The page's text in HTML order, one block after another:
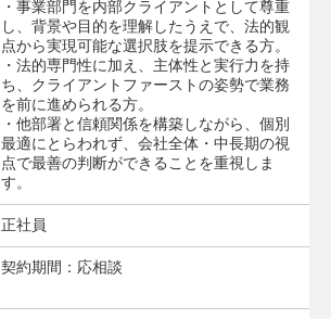
・事業部門を内部クライアントとして尊重
し、背景や目的を理解したうえで、法的観
点から実現可能な選択肢を提示できる方。
・法的専門性に加え、主体性と実行力を持
ち、クライアントファーストの姿勢で業務
を前に進められる方。
・他部署と信頼関係を構築しながら、個別
最適にとらわれず、会社全体・中長期の視
点で最善の判断ができることを重視しま
す。
正社員
契約期間：応相談